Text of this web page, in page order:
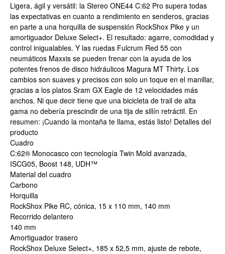
Ligera, ágil y versátil: la Stereo ONE44 C:62 Pro supera todas
las expectativas en cuanto a rendimiento en senderos, gracias
en parte a una horquilla de suspensión RockShox Pike y un
amortiguador Deluxe Select+. El resultado: agarre, comodidad y
control inigualables. Y las ruedas Fulcrum Red 55 con
neumáticos Maxxis se pueden frenar con la ayuda de los
potentes frenos de disco hidráulicos Magura MT Thirty. Los
cambios son suaves y precisos con solo un toque en el manillar,
gracias a los platos Sram GX Eagle de 12 velocidades más
anchos. Ni que decir tiene que una bicicleta de trail de alta
gama no debería prescindir de una tija de sillín retráctil. En
resumen: ¡Cuando la montaña te llama, estás listo! Detalles del
producto
Cuadro
C:62® Monocasco con tecnología Twin Mold avanzada,
ISCG05, Boost 148, UDH™
Material del cuadro
Carbono
Horquilla
RockShox Pike RC, cónica, 15 x 110 mm, 140 mm
Recorrido delantero
140 mm
Amortiguador trasero
RockShox Deluxe Select+, 185 x 52,5 mm, ajuste de rebote,